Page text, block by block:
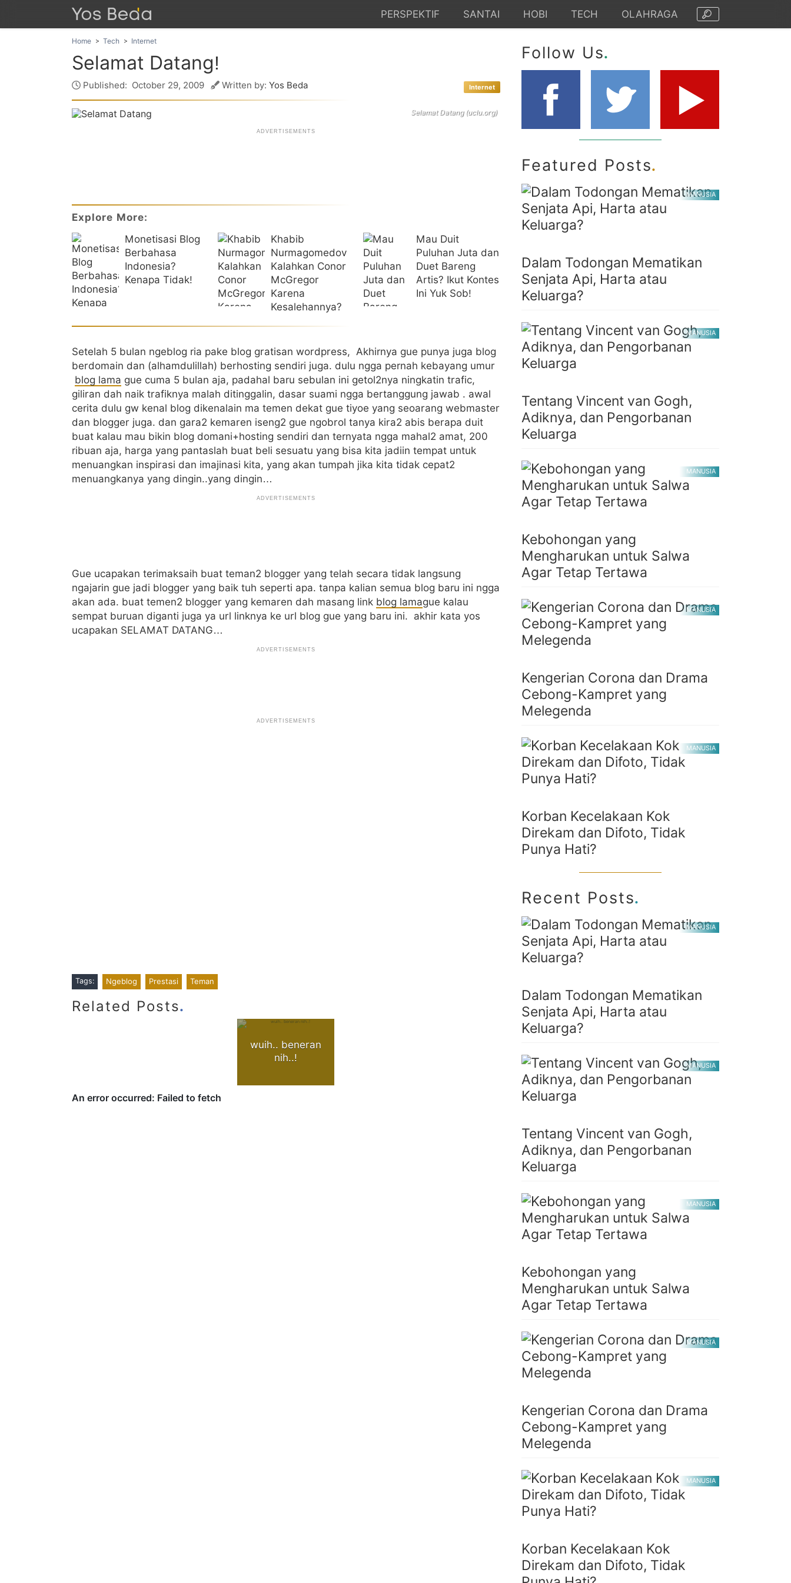
PERSPEKTIF SANTAI HOBI TECH OLAHRAGA
Home Tech Internet
Selamat Datang!
Published: October 29, 2009 Written by: Yos Beda Internet
Selamat Datang (uclu.org)
Explore More:
Monetisasi Blog
Berbahasa
Indonesia?
Kenapa Tidak!
Khabib
Nurmagomedov
Kalahkan Conor
McGregor
Karena
Kesalehannya?
Mau Duit
Puluhan Juta dan
Duet Bareng
Artis? Ikut Kontes
Ini Yuk Sob!
Setelah 5 bulan ngeblog ria pake blog gratisan wordpress, Akhirnya gue punya juga blog
berdomain dan (alhamdulillah) berhosting sendiri juga. dulu ngga pernah kebayang umur
blog lama gue cuma 5 bulan aja, padahal baru sebulan ini getol2nya ningkatin trafic,
giliran dah naik trafiknya malah ditinggalin, dasar suami ngga bertanggung jawab . awal
cerita dulu gw kenal blog dikenalain ma temen dekat gue tiyoe yang seoarang webmaster
dan blogger juga. dan gara2 kemaren iseng2 gue ngobrol tanya kira2 abis berapa duit
buat kalau mau bikin blog domani+hosting sendiri dan ternyata ngga mahal2 amat, 200
ribuan aja, harga yang pantaslah buat beli sesuatu yang bisa kita jadiin tempat untuk
menuangkan inspirasi dan imajinasi kita, yang akan tumpah jika kita tidak cepat2
menuangkanya yang dingin..yang dingin…
Gue ucapakan terimaksaih buat teman2 blogger yang telah secara tidak langsung
ngajarin gue jadi blogger yang baik tuh seperti apa. tanpa kalian semua blog baru ini ngga
akan ada. buat temen2 blogger yang kemaren dah masang link blog lamague kalau
sempat buruan diganti juga ya url linknya ke url blog gue yang baru ini. akhir kata yos
ucapakan SELAMAT DATANG…
Tags: Ngeblog Prestasi Teman
Related Posts.
wuih.. beneran
nih..!
Follow Us.
Featured Posts.
MANUSIA
Dalam Todongan Mematikan
Senjata Api, Harta atau
Keluarga?
MANUSIA
Tentang Vincent van Gogh,
Adiknya, dan Pengorbanan
Keluarga
MANUSIA
Kebohongan yang
Mengharukan untuk Salwa
Agar Tetap Tertawa
MANUSIA
Kengerian Corona dan Drama
Cebong-Kampret yang
Melegenda
MANUSIA
Korban Kecelakaan Kok
Direkam dan Difoto, Tidak
Punya Hati?
Recent Posts.
MANUSIA
Dalam Todongan Mematikan
Senjata Api, Harta atau
Keluarga?
MANUSIA
Tentang Vincent van Gogh,
Adiknya, dan Pengorbanan
Keluarga
MANUSIA
Kebohongan yang
Mengharukan untuk Salwa
Agar Tetap Tertawa
MANUSIA
Kengerian Corona dan Drama
Cebong-Kampret yang
Melegenda
MANUSIA
Korban Kecelakaan Kok
Direkam dan Difoto, Tidak